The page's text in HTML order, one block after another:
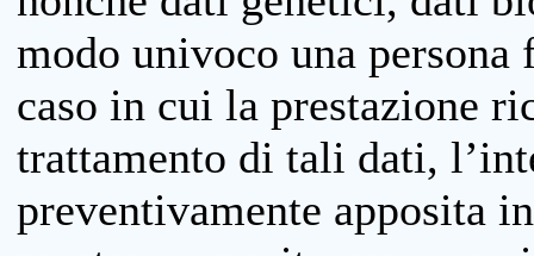
modo univoco una
caso in cui la prestazione
trattamento di tali dati,
preventivamente apposita